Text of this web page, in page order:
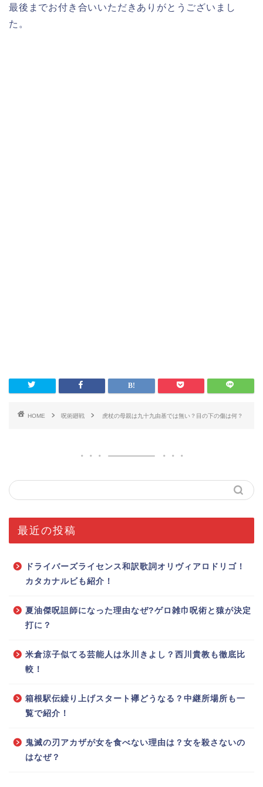
最後までお付き合いいただきありがとうございまし
た。
HOME 呪術廻戦 虎杖の母親は九十九由基では無い？目の下の傷は何？
最近の投稿
ドライバーズライセンス和訳歌詞オリヴィアロドリゴ！
カタカナルビも紹介！
夏油傑呪詛師になった理由なぜ?ゲロ雑巾呪術と猿が決定
打に？
米倉涼子似てる芸能人は氷川きよし？西川貴教も徹底比
較！
箱根駅伝繰り上げスタート襷どうなる？中継所場所も一
覧で紹介！
鬼滅の刃アカザが女を食べない理由は？女を殺さないの
はなぜ？